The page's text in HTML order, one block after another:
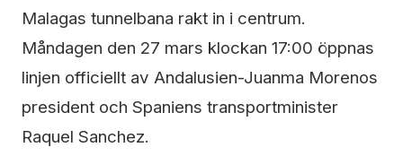
Malagas tunnelbana rakt in i centrum.
Måndagen den 27 mars klockan 17:00 öppnas
linjen officiellt av Andalusien-Juanma Morenos
president och Spaniens transportminister
Raquel Sanchez.